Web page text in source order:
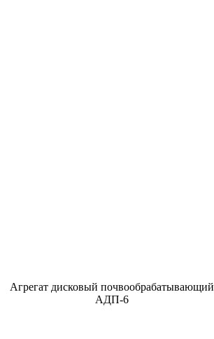
Агрегат дисковый почвообрабатывающий
АДП-6